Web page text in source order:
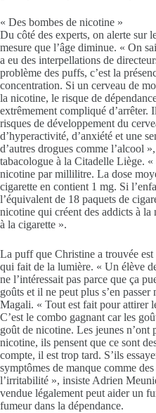
« Des bombes de nicotine »
Du côté des experts, on alerte sur
mesure que l’âge diminue. « On
a eu des interpellations de
problème des puffs, c’est la
concentration. Si un cerveau de
la nicotine, le risque de
extrêmement compliqué d’arrêter.
risques de développement du
d’hyperactivité, d’anxiété et une
d’autres drogues comme l’alcool
tabacologue à la Citadelle Liège.
nicotine par millilitre. La dose
cigarette en contient 1 mg. Si
l’équivalent de 18 paquets de
nicotine qui créent des addicts à la
à la cigarette ».
La puff que Christine a trouvée
qui fait de la lumière. « Un élève
ne l’intéressait pas parce que ça
goûts et il ne peut plus s’en
Magali. « Tout est fait pour attirer
C’est le combo gagnant car les
goût de nicotine. Les jeunes n’ont
nicotine, ils pensent que ce sont
compte, il est trop tard. S’ils
symptômes de manque comme
l’irritabilité », insiste Adrien
vendue légalement peut aider un
fumeur dans la dépendance.